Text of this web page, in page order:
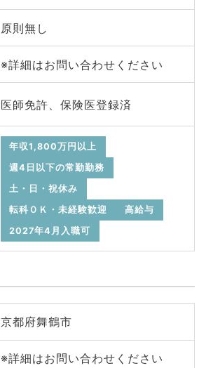
原則無し
※詳細はお問い合わせください
医師免許、保険医登録済
年収1,800万円以上
週4日以下の常勤勤務
土・日・祝休み
転科ＯＫ・未経験歓迎
高給与
2027年4月入職可
京都府舞鶴市
※詳細はお問い合わせください